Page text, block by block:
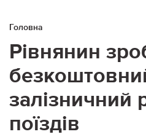
Головна
Рівнянин
залізничний
поїздів